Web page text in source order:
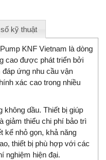
kỹ thuật
KNF Vietnam là dòng
cao được phát triển bởi
ứng nhu cầu vận
xác cao trong nhiều
không dầu. Thiết bị giúp
giảm thiểu chi phí bảo trì
kế nhỏ gọn, khả năng
thiết bị phù hợp với các
nghiệm hiện đại.